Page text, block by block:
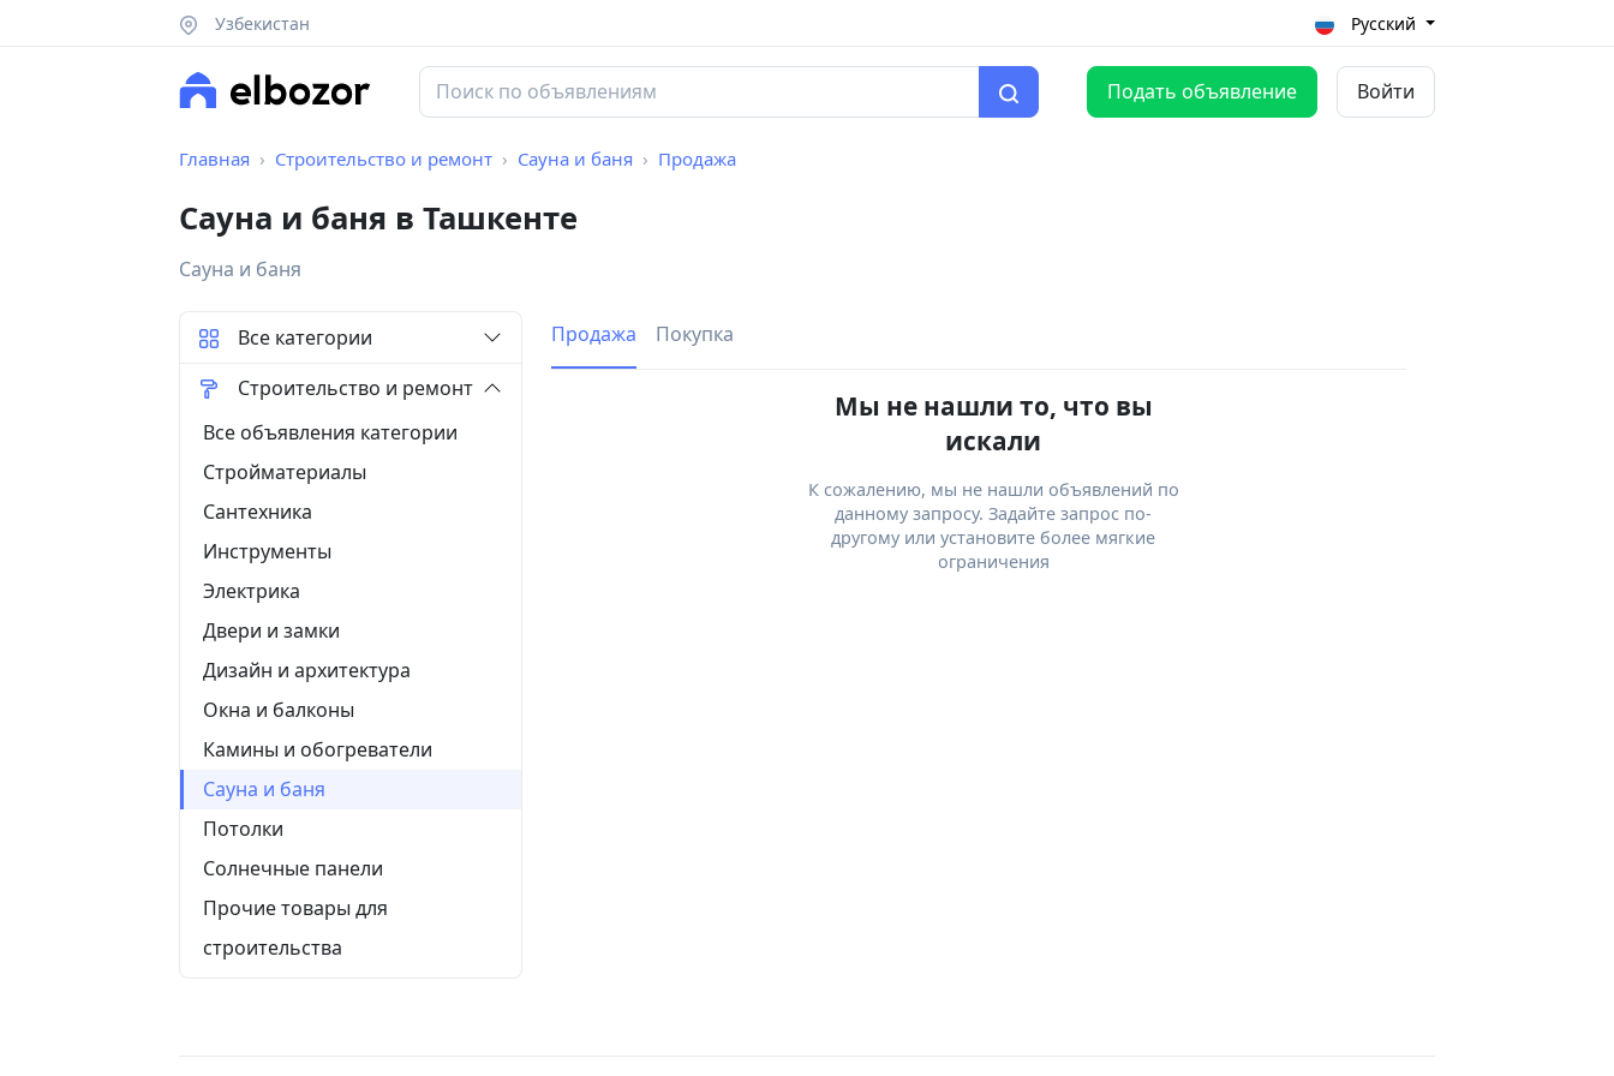
Узбекистан Русский
Подать объявление Войти
Главная Строительство и ремонт Сауна и баня Продажа
Сауна и баня в Ташкенте
Сауна и баня
Продажа Покупка
Мы не нашли то, что вы
искали
К сожалению, мы не нашли объявлений по
данному запросу. Задайте запрос по-
другому или установите более мягкие
ограничения
Все категории
Строительство и ремонт
Все объявления категории
Стройматериалы
Сантехника
Инструменты
Электрика
Двери и замки
Дизайн и архитектура
Окна и балконы
Камины и обогреватели
Сауна и баня
Потолки
Солнечные панели
Прочие товары для
строительства